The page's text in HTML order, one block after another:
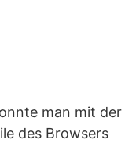
man mit der
des Browsers